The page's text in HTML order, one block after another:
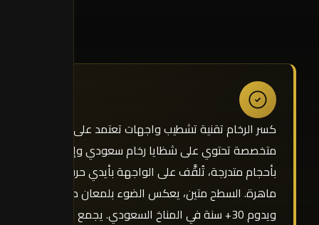
كسر الرخام تقنية تشطيب واجهات تعتمد على لياسة
متخصصة تحتوي على شظايا رخام سعودي وإسباني
بأحجام متدرجة، تُلقَّف على الواجهة بأيدي حرفية
ماهرة. السطح متين، يعكس الضوء بلمعان طبيعي،
ويدوم 30+ سنة في المناخ السعودي. يجمع بين